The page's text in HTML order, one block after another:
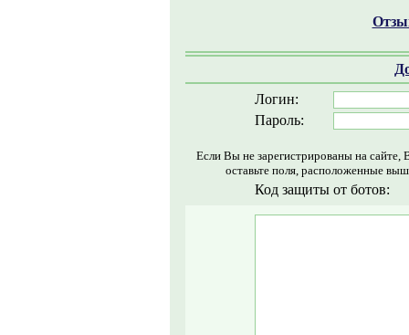
Логин:
Пароль:
Если Вы не зарегистрированы на
оставьте поля, расположенные
Код защиты от ботов: